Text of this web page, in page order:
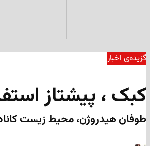
گزیده‌ی‌ اخبار
کبک ، پیشتاز
طوفان هیدروژن، محیط زیست